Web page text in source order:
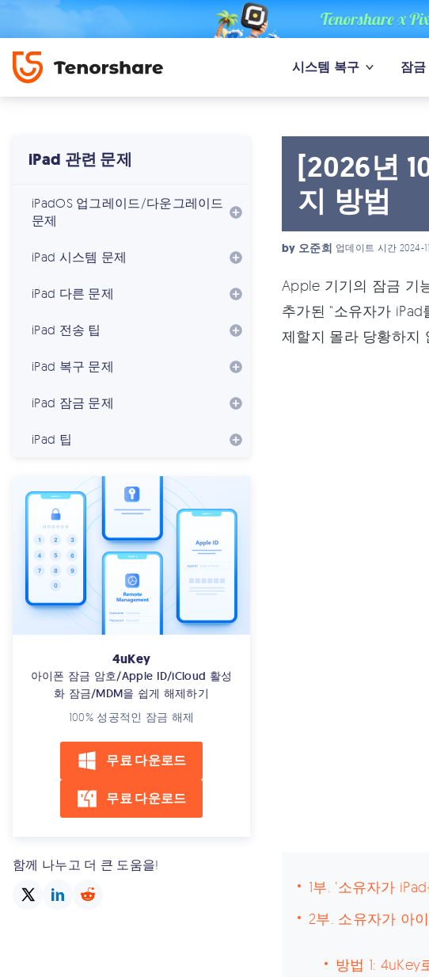
시스템 복구 잠금
iPad 관련 문제
iPadOS 업그레이드/다운그레이드
문제
iPad 시스템 문제
iPad 다른 문제
iPad 전송 팁
iPad 복구 문제
iPad 잠금 문제
iPad 팁
4uKey
아이폰 잠금 암호/Apple ID/iCloud 활성
화 잠금/MDM을 쉽게 해제하기
100% 성공적인 잠금 해제
무료 다운로드
무료 다운로드
함께 나누고 더 큰 도움을!
[2026년
지 방법
by 오준희 업데이트 시간 2024-
Apple 기기의 잠금 기
추가된 "소유자가
제할지 몰라 당황하지
1부. '소유자가
2부. 소유자가 아
방법 1: